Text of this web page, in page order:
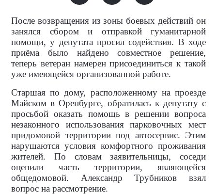
После возвращения из зоны боевых действий он
занялся сбором и отправкой гуманитарной
помощи, у депутата просил содействия. В ходе
приёма было найдено совместное решение,
теперь ветеран намерен присоединиться к такой
уже имеющейся организованной работе.
Старшая по дому, расположенному на проезде
Майском в Оренбурге, обратилась к депутату с
просьбой оказать помощь в решении вопроса
незаконного использования парковочных мест
придомовой территории под автосервис. Этим
нарушаются условия комфортного проживания
жителей. По словам заявительницы, соседи
оцепили часть территории, являющейся
общедомовой. Александр Трубников взял
вопрос на рассмотрение.